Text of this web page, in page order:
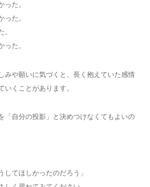
った。
った。
。
った。
みや願いに気づくと、長く抱えていた感情
いくことがあります。
「自分の投影」と決めつけなくてもよいの
してほしかったのだろう」